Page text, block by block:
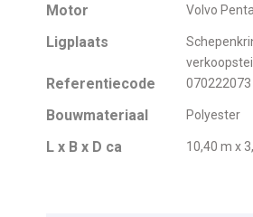
Motor Volvo
Ligplaats
Referentiecode 070222073
Bouwmateriaal Polyester
L x B x D ca 10,40 m x